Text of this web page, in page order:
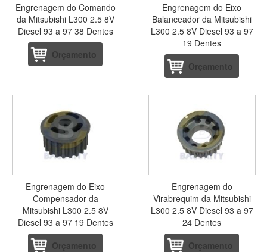
Engrenagem do Comando
da Mitsubishi L300 2.5 8V
Diesel 93 a 97 38 Dentes
Orçamento
Engrenagem do Eixo
Balanceador da Mitsubishi
L300 2.5 8V Diesel 93 a 97
19 Dentes
Orçamento
Engrenagem do Eixo
Compensador da
Mitsubishi L300 2.5 8V
Diesel 93 a 97 19 Dentes
Orçamento
Engrenagem do
Virabrequim da Mitsubishi
L300 2.5 8V Diesel 93 a 97
24 Dentes
Orçamento